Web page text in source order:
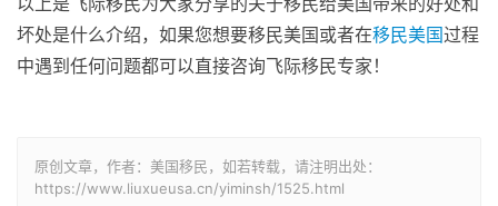
坏处是什么介绍，如果您想要移民美国或者在移民美国过程
中遇到任何问题都可以直接咨询飞际移民专家！
原创文章，作者：美国移民，如若转载，请注明出处：
https://www.liuxueusa.cn/yiminsh/1525.html